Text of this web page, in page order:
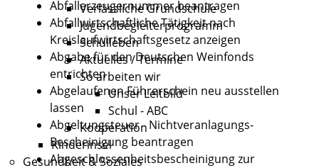
Verlässliche Grundschule
Jugendbegleiterprogramm
Schulleben
Aktuelles / Termine
So arbeiten wir
Unser Leitbild
Schul - ABC
Kooperation
Kinderinsel
Gesundheit & Soziales
Abfallerzeugernummer beantragen
Abfallwirtschaftliche Tätigkeit nach
Kreislaufwirtschaftsgesetz anzeigen
Abgabe für den Deutschen Weinfonds
entrichten
Abgelaufenen Führerschein neu ausstellen
lassen
Abgeltungsteuer - Nichtveranlagungs-
Bescheinigung beantragen
Abgeschlossenheitsbescheinigung zur